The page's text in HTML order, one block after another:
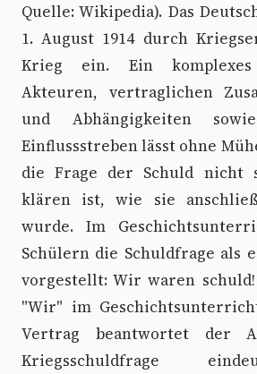
Quelle: Wikipedia). Das
1. August 1914 durch
Krieg ein. Ein
Akteuren, vertraglichen
und Abhängigkeiten
Einflussstreben lässt ohne
die Frage der Schuld nicht
klären ist, wie sie
wurde. Im
Schülern die Schuldfrage als
vorgestellt: Wir waren
"Wir" im
Vertrag beantwortet der
Kriegsschuldfrage